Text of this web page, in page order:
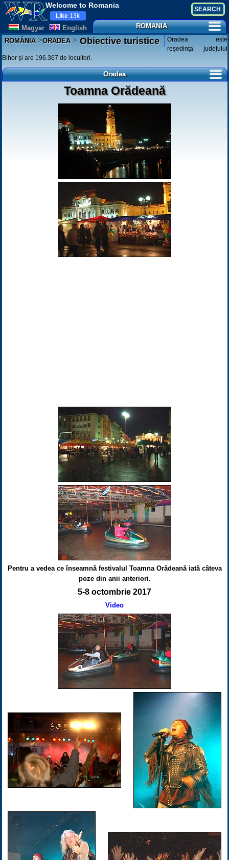
Welcome to Romania
Magyar English
Like 13k
ROMANIA
ROMÂNIA>ORADEA>Obiective turistice
Oradea este
reședința județului
Bihor și are 196.367 de locuitori.
Oradea
Toamna Orădeană
Pentru a vedea ce înseamnă festivalul Toamna Orădeană iată câteva
poze din anii anteriori.
5-8 octombrie 2017
Video